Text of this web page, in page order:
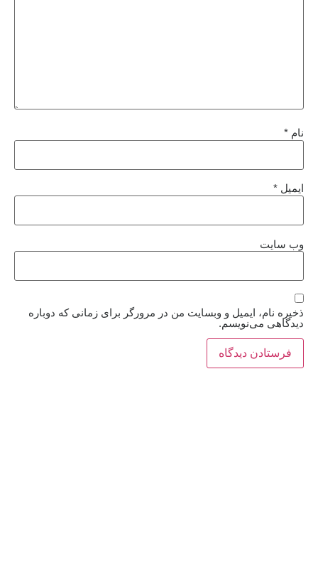
نام *
ایمیل *
وب‌ سایت
ذخیره نام، ایمیل و وبسایت من در مرورگر برای زمانی که دوباره
دیدگاهی می‌نویسم.